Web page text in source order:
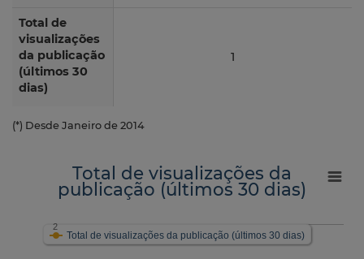
Total de
visualizações
da publicação
(últimos 30
dias)
1
(*) Desde Janeiro de 2014
Total de visualizações da
publicação (últimos 30 dias)
Total de visualizações da publicação (últimos 30 dias)
2